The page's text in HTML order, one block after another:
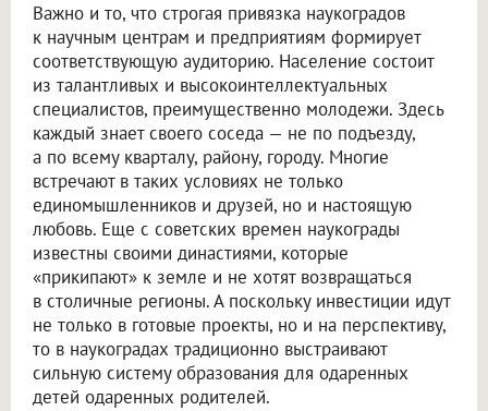
Важно и то, что строгая привязка наукоградов
к научным центрам и предприятиям формирует
соответствующую аудиторию. Население состоит
из талантливых и высокоинтеллектуальных
специалистов, преимущественно молодежи. Здесь
каждый знает своего соседа — не по подъезду,
а по всему кварталу, району, городу. Многие
встречают в таких условиях не только
единомышленников и друзей, но и настоящую
любовь. Еще с советских времен наукограды
известны своими династиями, которые
«прикипают» к земле и не хотят возвращаться
в столичные регионы. А поскольку инвестиции идут
не только в готовые проекты, но и на перспективу,
то в наукоградах традиционно выстраивают
сильную систему образования для одаренных
детей одаренных родителей.